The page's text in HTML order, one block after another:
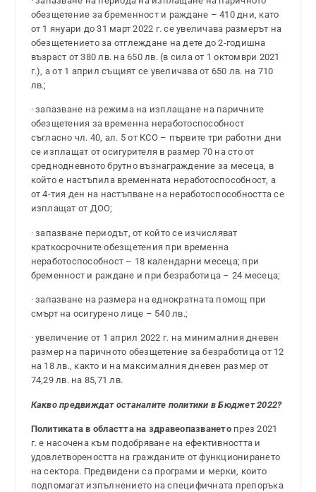
обезщетение за бременност и раждане – 410 дни, като
от 1 януари до 31 март 2022 г. се увеличава размерът на
обезщетението за отглеждане на дете до 2-годишна
възраст от 380 лв. на 650 лв. (в сила от 1 октомври 2021
г.), а от 1 април същият се увеличава от 650 лв. на 710
лв.;
· запазване на режима на изплащане на паричните
обезщетения за временна неработоспособност
съгласно чл. 40, ал. 5 от КСО – първите три работни дни
се изплащат от осигурителя в размер 70 на сто от
среднодневното брутно възнаграждение за месеца, в
който е настъпила временната неработоспособност, а
от 4-тия ден на настъпване на неработоспособността се
изплащат от ДОО;
· запазване периодът, от който се изчисляват
краткосрочните обезщетения при временна
неработоспособност – 18 календарни месеца; при
бременност и раждане и при безработица – 24 месеца;
· запазване на размера на еднократната помощ при
смърт на осигурено лице – 540 лв.;
· увеличение от 1 април 2022 г. на минималния дневен
размер на паричното обезщетение за безработица от 12
на 18 лв., както и на максималния дневен размер от
74,29 лв. на 85,71 лв.
Какво предвиждат останалите политики в Бюджет 2022?
Политиката в областта на здравеопазванетопрез 2021
г. е насочена към подобряване на ефективността и
удовлетвореността на гражданите от функционирането
на сектора. Предвидени са програми и мерки, които
подпомагат изпълнението на специфичната препоръка